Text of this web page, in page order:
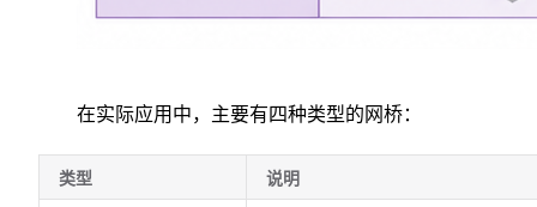
在实际应用中，主要有四种类型的网桥：
类型 说明